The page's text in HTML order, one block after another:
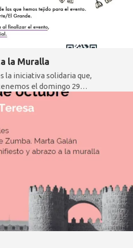
la Muralla
la iniciativa solidaria que,
el domingo 29…